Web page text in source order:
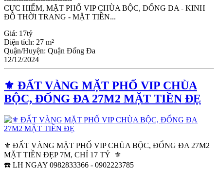
CỰC HIẾM, MẶT PHỐ VIP CHÙA BỘC, ĐỐNG ĐA - KINH
ĐÔ THỜI TRANG - MẶT TIỀN...
Giá: 17tỷ
Diện tích: 27 m²
Quận/Huyện: Quận Đống Đa
12/12/2024
⚜️ ĐẤT VÀNG MẶT PHỐ VIP CHÙA
BỘC, ĐỐNG ĐA 27M2 MẶT TIỀN ĐẸ
⚜️ ĐẤT VÀNG MẶT PHỐ VIP CHÙA BỘC, ĐỐNG ĐA 27M2
MẶT TIỀN ĐẸP 7M, CHỈ 17 TỶ ⚜️
☎️ LH NGAY 0982833366 - 0902223785